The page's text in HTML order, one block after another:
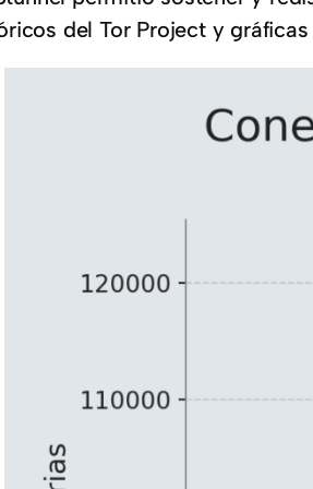
del Tor Project y